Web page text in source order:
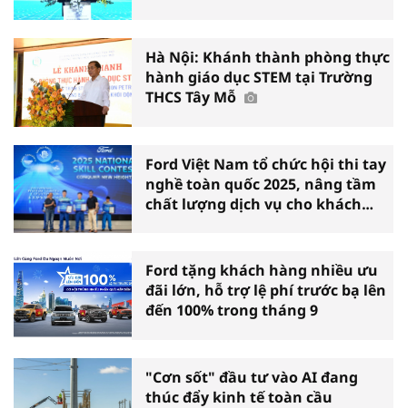
Hà Nội: Khánh thành phòng thực
hành giáo dục STEM tại Trường
THCS Tây Mỗ
Ford Việt Nam tổ chức hội thi tay
nghề toàn quốc 2025, nâng tầm
chất lượng dịch vụ cho khách
Ford tặng khách hàng nhiều ưu
đãi lớn, hỗ trợ lệ phí trước bạ lên
đến 100% trong tháng 9
"Cơn sốt" đầu tư vào AI đang
thúc đẩy kinh tế toàn cầu